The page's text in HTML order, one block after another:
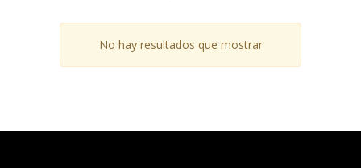
No hay resultados que mostrar